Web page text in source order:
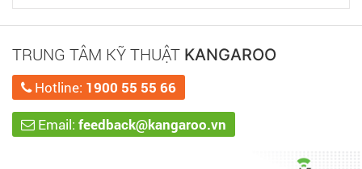
TRUNG TÂM KỸ THUẬT KANGAROO
Hotline: 1900 55 55 66
Email: feedback@kangaroo.vn